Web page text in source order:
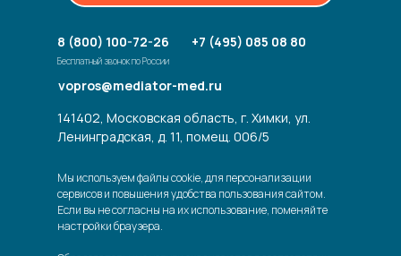
Мы используем файлы cookie, для персонализации
сервисов и повышения удобства пользования сайтом.
Если вы не согласны на их использование, поменяйте
настройки браузера.
8 (800) 100-72-26
Бесплатный звонок по России
vopros@mediator-med.ru
141402, Московская область, г. Химки, ул.
Ленинградская, д. 11, помещ. 006/5
+7 (495) 085 08 80